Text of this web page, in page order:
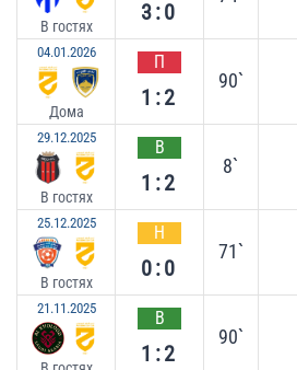
В гостях
3:0
04.01.2026
Дома
П
1:2
90`
29.12.2025
В гостях
В
1:2
8`
25.12.2025
В гостях
Н
0:0
71`
21.11.2025 В
1:2
90`